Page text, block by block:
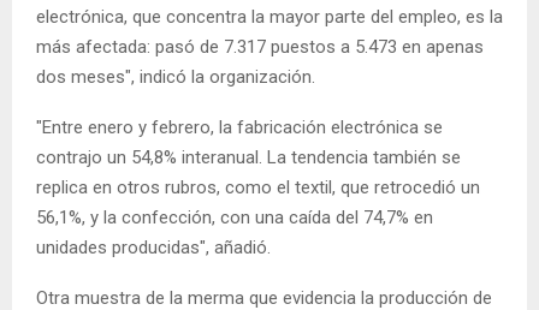
electrónica, que concentra la mayor parte del empleo, es la
más afectada: pasó de 7.317 puestos a 5.473 en apenas
dos meses", indicó la organización.
"Entre enero y febrero, la fabricación electrónica se
contrajo un 54,8% interanual. La tendencia también se
replica en otros rubros, como el textil, que retrocedió un
56,1%, y la confección, con una caída del 74,7% en
unidades producidas", añadió.
Otra muestra de la merma que evidencia la producción de